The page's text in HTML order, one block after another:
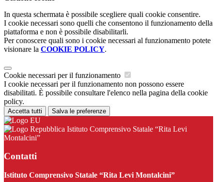
In questa schermata è possibile scegliere quali cookie consentire.
I cookie necessari sono quelli che consentono il funzionamento della
piattaforma e non è possibile disabilitarli.
Per conoscere quali sono i cookie necessari al funzionamento potete
visionare la COOKIE POLICY.
Cookie necessari per il funzionamento
I cookie necessari per il funzionamento non possono essere
disabilitati. È possibile consultare l'elenco nella pagina della cookie
policy.
Accetta tutti Salva le preferenze
Istituto Comprensivo Statale “Rita Levi
Montalcini”
Contatti
Istituto Comprensivo Statale “Rita Levi Montalcini”